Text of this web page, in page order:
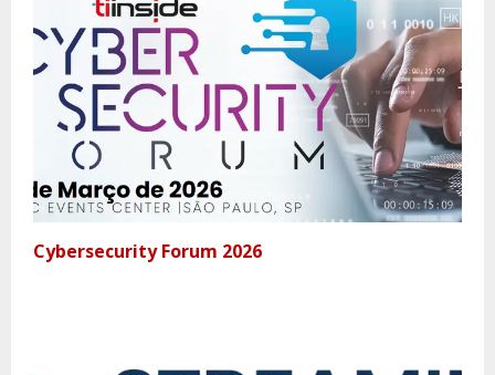
Cybersecurity Forum 2026